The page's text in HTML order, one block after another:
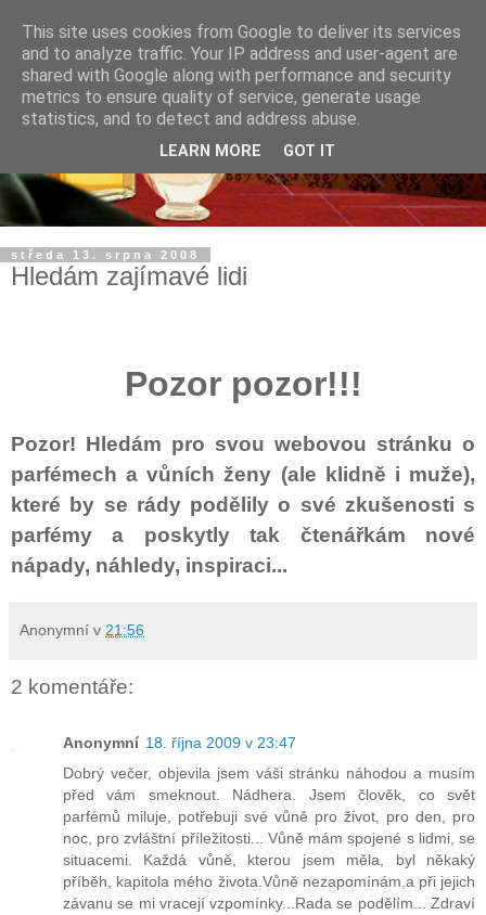
středa 13. srpna 2008
Hledám zajímavé lidi
Pozor pozor!!!
Pozor! Hledám pro svou webovou stránku o
parfémech a vůních ženy (ale klidně i muže),
které by se rády podělily o své zkušenosti s
parfémy a poskytly tak čtenářkám nové
nápady, náhledy, inspiraci...
Anonymní v 21:56
2 komentáře:
Anonymní 18. října 2009 v 23:47
Dobrý večer, objevila jsem váši stránku náhodou a musím
před vám smeknout. Nádhera. Jsem člověk, co svět
parfémů miluje, potřebuji své vůně pro život, pro den, pro
noc, pro zvláštní příležitosti... Vůně mám spojené s lidmi, se
situacemi. Každá vůně, kterou jsem měla, byl někaký
příběh, kapitola mého života.Vůně nezapomínám,a při jejich
závanu se mi vracejí vzpomínky...Rada se podělím... Zdraví
This site uses cookies from Google to deliver its services
and to analyze traffic. Your IP address and user-agent are
shared with Google along with performance and security
metrics to ensure quality of service, generate usage
statistics, and to detect and address abuse.
LEARN MORE GOT IT